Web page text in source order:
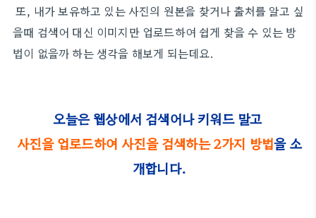
또, 내가 보유하고 있는 사진의 원본을 찾거나 출처를 알고 싶
을때 검색어 대신 이미지만 업로드하여 쉽게 찾을 수 있는 방
법이 없을까 하는 생각을 해보게 되는데요.
오늘은 웹상에서 검색어나 키워드 말고
사진을 업로드하여 사진을 검색하는 2가지 방법을 소
개합니다.